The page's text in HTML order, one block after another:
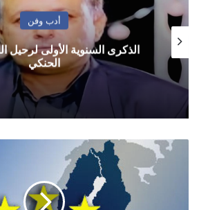
أدب وفن
الذكرى السنوية الأولى لرحيل
الحنكي
سفراء